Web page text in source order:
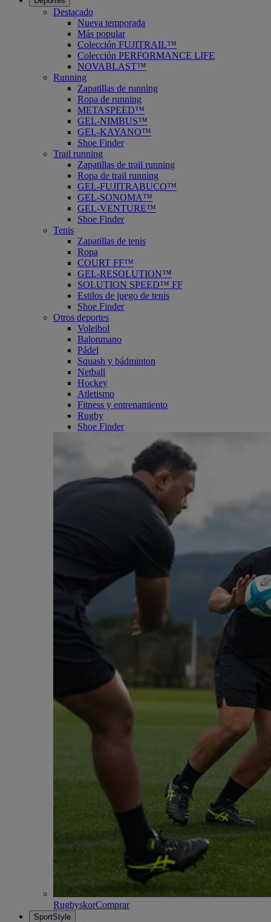
Destacado
Nueva temporada
Más popular
Colección FUJITRAIL™
Colección PERFORMANCE LIFE
NOVABLAST™
Running
Zapatillas de running
Ropa de running
METASPEED™
GEL-NIMBUS™
GEL-KAYANO™
Shoe Finder
Trail running
Zapatillas de trail running
Ropa de trail running
GEL-FUJITRABUCO™
GEL-SONOMA™
GEL-VENTURE™
Shoe Finder
Tenis
Zapatillas de tenis
Ropa
COURT FF™
GEL-RESOLUTION™
SOLUTION SPEED™ FF
Estilos de juego de tenis
Shoe Finder
Otros deportes
Voleibol
Balonmano
Pádel
Squash y bádminton
Netball
Hockey
Atletismo
Fitness y entrenamiento
Rugby
Shoe Finder
RugbyskorComprar
SportStyle